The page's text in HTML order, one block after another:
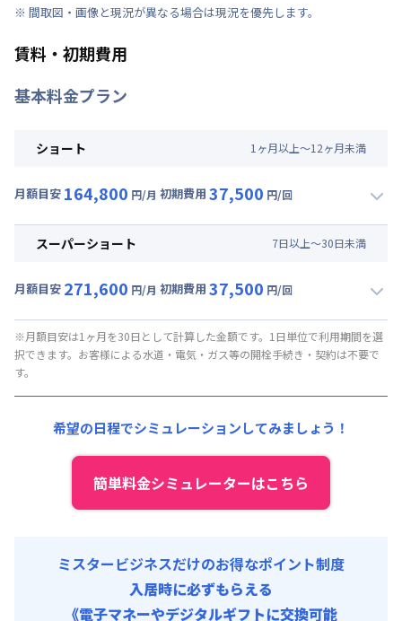
※ 間取図・画像と現況が異なる場合は現況を優先します。
賃料・初期費用
基本料金プラン
ショート 1 ヶ月以上～12ヶ月未満
月額目安 164,800 円/月 初期費用 37,500 円/回
月額賃料目安(30日利用)
光熱費他 : 24,000円/月 (800円/日) (税抜)
その他費用 :
火災保険料: 1,000円/月
初期費用
保証料 : 10,000円/回
寝具セット : 5,000円/回 (税抜)
スーパーショート 7日以上～30日未満
月額目安 271,600 円/月 初期費用 37,500 円/回
月額賃料目安(30日利用)
賃料 : 222,000円/月 (7,400円/日) (税抜)
光熱費他 :
その他費用 :
火災保険料: 1,000円/月
事務手数料 : 10,000円/回 (税抜)
※月額目安は1ヶ月を30日として計算した金額です。1日単位で利用期間を選
択できます。お客様による水道・電気・ガス等の開栓手続き・契約は不要で
す。
希望の日程でシミュレーションしてみましょう！
簡単料金シミュレーターはこちら
ミスタービジネスだけのお得なポイント制度
入居時に必ずもらえる
《電子マネーやデジタルギフトに交換可能